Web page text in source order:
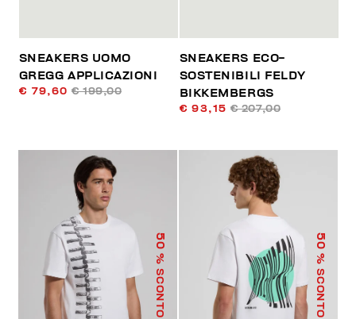
SNEAKERS UOMO
GREGG APPLICAZIONI
€ 79,60 € 199,00
SNEAKERS ECO-
SOSTENIBILI FELDY
BIKKEMBERGS
€ 93,15 € 207,00
50
% SCONTO
50
% SCONTO